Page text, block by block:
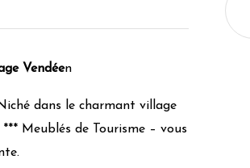
Vendéen
dans le charmant village
Meublés de Tourisme – vous